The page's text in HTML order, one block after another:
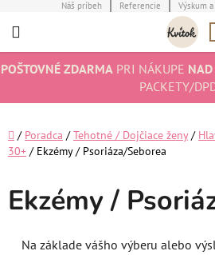
na
Náš príbeh Referencie Výskum
POŠTOVNÉ ZDARMAPRI NÁKUPE
PACKETY/
Domov
/ Poradca / Tehotné / Dojčiace ženy /
30+ / Ekzémy / Psoriáza/Seborea
Ekzémy /
Na základe vášho výberu alebo